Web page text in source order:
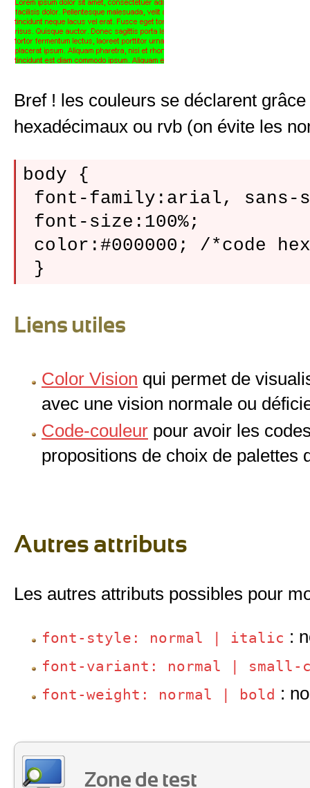
Bref ! les couleurs se déclarent
hexadécimaux ou rvb (on évite les
body {
font-family:arial,
font-size:100%;
color:#000000; /*code
Liens utiles
Color Vision qui permet de
avec une vision normale ou
Code-couleur pour avoir les
propositions de choix de palettes
Autres attributs
Les autres attributs possibles pour
font-style: normal | italic :
font-variant: normal | small-
font-weight: normal | bold :
Zone de test